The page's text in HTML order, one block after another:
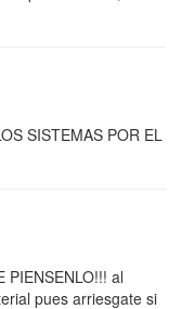
SISTEMAS POR EL
PIENSENLO!!! al
pues arriesgate si